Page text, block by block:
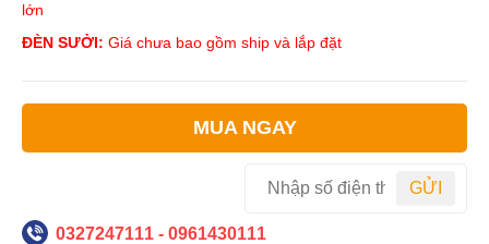
lớn
ĐÈN SƯỞI: Giá chưa bao gồm ship và lắp đặt
MUA NGAY
GỬI
0327247111 - 0961430111